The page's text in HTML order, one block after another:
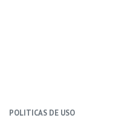
POLITICAS DE USO